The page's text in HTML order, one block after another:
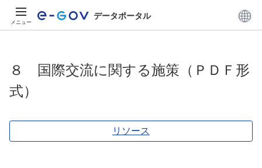
メニュー
データポータル
８ 国際交流に関する施策（ＰＤＦ形
式）
リソース